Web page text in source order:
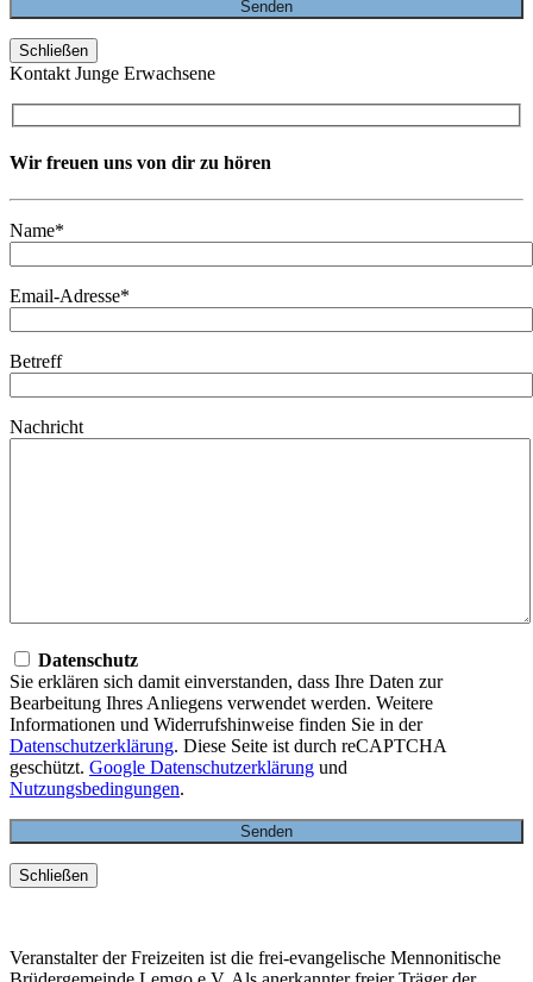
Schließen
Kontakt Junge Erwachsene
Wir freuen uns von dir zu hören
Name*
Email-Adresse*
Betreff
Nachricht
Datenschutz
Sie erklären sich damit einverstanden, dass Ihre Daten zur
Bearbeitung Ihres Anliegens verwendet werden. Weitere
Informationen und Widerrufshinweise finden Sie in der
Datenschutzerklärung. Diese Seite ist durch reCAPTCHA
geschützt. Google Datenschutzerklärung und
Nutzungsbedingungen.
Schließen
Veranstalter der Freizeiten ist die frei-evangelische Mennonitische